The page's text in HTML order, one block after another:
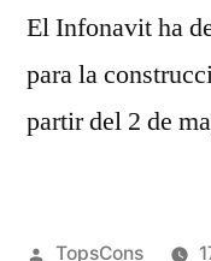
El Infonavit ha
para la
partir del 2 de
TopsCons